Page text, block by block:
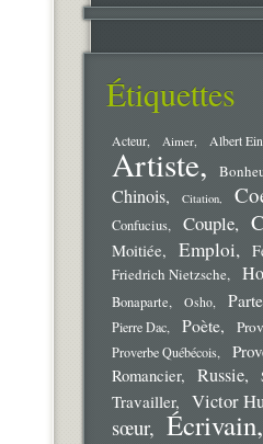
Étiquettes
Acteur Aimer Albert
Artiste
Chinois Citation
Confucius Couple
Moitiée
Emploi
Friedrich Nietzsche
Bonaparte
Osho
Pierre Dac Poète
Proverbe Québécois
Romancier Russie
Travailler Victor
sœur
Écrivain